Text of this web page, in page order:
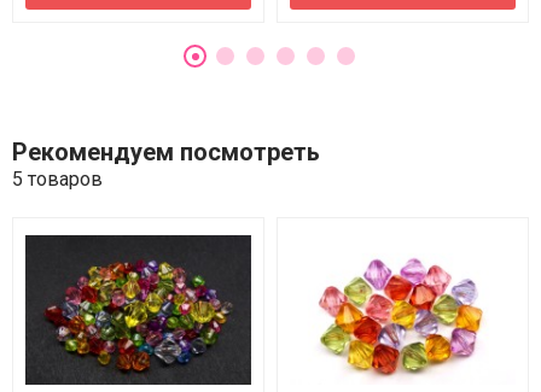
Рекомендуем посмотреть
5 товаров